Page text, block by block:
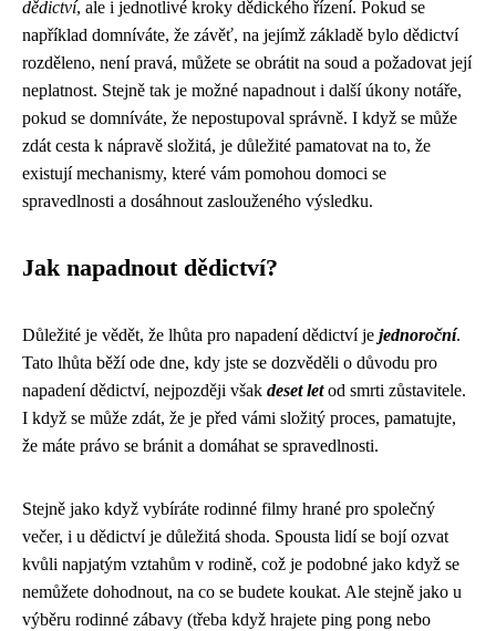
dědictví, ale i jednotlivé kroky dědického řízení. Pokud se
například domníváte, že závěť, na jejímž základě bylo dědictví
rozděleno, není pravá, můžete se obrátit na soud a požadovat její
neplatnost. Stejně tak je možné napadnout i další úkony notáře,
pokud se domníváte, že nepostupoval správně. I když se může
zdát cesta k nápravě složitá, je důležité pamatovat na to, že
existují mechanismy, které vám pomohou domoci se
spravedlnosti a dosáhnout zaslouženého výsledku.
Jak napadnout dědictví?
Důležité je vědět, že lhůta pro napadení dědictví je jednoroční.
Tato lhůta běží ode dne, kdy jste se dozvěděli o důvodu pro
napadení dědictví, nejpozději však deset letod smrti zůstavitele.
I když se může zdát, že je před vámi složitý proces, pamatujte,
že máte právo se bránit a domáhat se spravedlnosti.
Stejně jako když vybíráte rodinné filmy hrané pro společný
večer, i u dědictví je důležitá shoda. Spousta lidí se bojí ozvat
kvůli napjatým vztahům v rodině, což je podobné jako když se
nemůžete dohodnout, na co se budete koukat. Ale stejně jako u
výběru rodinné zábavy (třeba když hrajete ping pong nebo